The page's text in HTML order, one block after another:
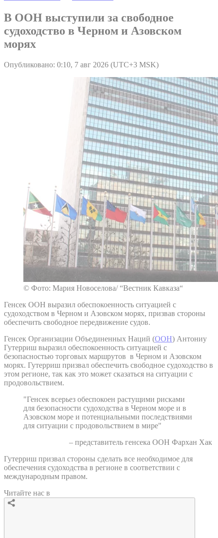
В ООН выступили за свободное
судоходство в Черном и Азовском
морях
Опубликовано: 0:10, 7 авг 2026 (UTC+3 MSK)
© Фото: Мария Новоселова/ “Вестник Кавказа“
Генсек ООН выразил обеспокоенность ситуацией с
судоходством в Черном и Азовском морях, призвав стороны
обеспечить свободное передвижение судов.
Генсек Организации Объединенных Наций (ООН) Антониу
Гутерриш выразил обеспокоенность ситуацией с
безопасностью торговых маршрутов в Черном и Азовском
морях. Гутерриш призвал обеспечить свободное судоходство в
этом регионе, так как это может сказаться на ситуации с
продовольствием.
"Генсек всерьез обеспокоен растущими рисками
для безопасности судоходства в Черном море и в
Азовском море и потенциальными последствиями
для ситуации с продовольствием в мире"
– представитель генсека ООН Фархан Хак
Гутерриш призвал стороны сделать все необходимое для
обеспечения судоходства в регионе в соответствии с
международным правом.
Читайте нас в